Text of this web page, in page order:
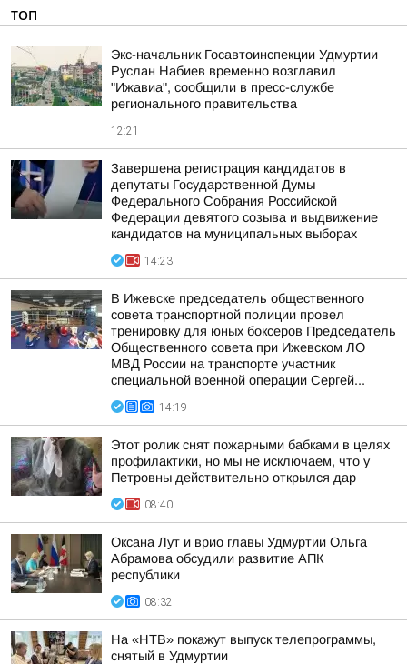
ТОП
Экс-начальник Госавтоинспекции Удмуртии
Руслан Набиев временно возглавил
"Ижавиа", сообщили в пресс-службе
регионального правительства
12:21
Завершена регистрация кандидатов в
депутаты Государственной Думы
Федерального Собрания Российской
Федерации девятого созыва и выдвижение
кандидатов на муниципальных выборах
14:23
В Ижевске председатель общественного
совета транспортной полиции провел
тренировку для юных боксеров Председатель
Общественного совета при Ижевском ЛО
МВД России на транспорте участник
специальной военной операции Сергей...
14:19
Этот ролик снят пожарными бабками в целях
профилактики, но мы не исключаем, что у
Петровны действительно открылся дар
08:40
Оксана Лут и врио главы Удмуртии Ольга
Абрамова обсудили развитие АПК
республики
08:32
На «НТВ» покажут выпуск телепрограммы,
снятый в Удмуртии